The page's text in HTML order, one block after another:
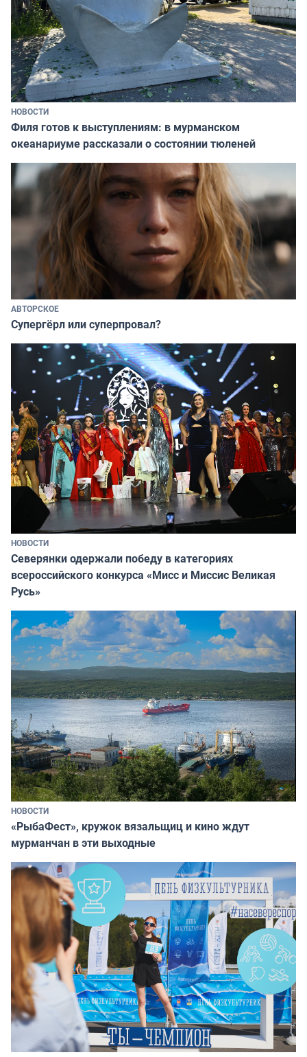
НОВОСТИ
Филя готов к выступлениям: в мурманском
океанариуме рассказали о состоянии тюленей
АВТОРСКОЕ
Супергёрл или суперпровал?
НОВОСТИ
Северянки одержали победу в категориях
всероссийского конкурса «Мисс и Миссис Великая
Русь»
НОВОСТИ
«РыбаФест», кружок вязальщиц и кино ждут
мурманчан в эти выходные